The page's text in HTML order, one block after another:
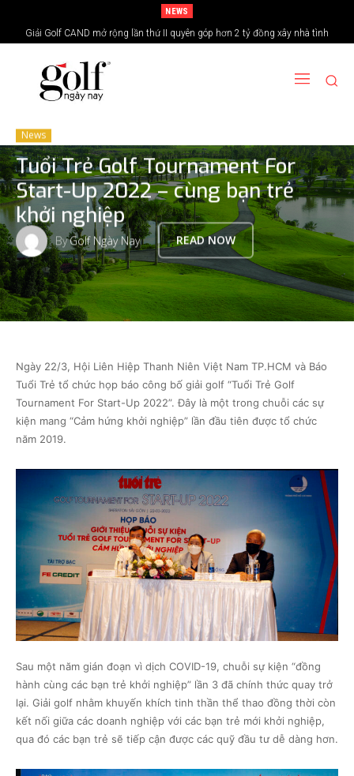
NEWS
Giải Golf CAND mở rộng lần thứ II quyên góp hơn 2 tỷ đồng xây nhà tình
nghĩa vùng biên giới
24H Group tổ chức giải golf kỷ niệm 15 năm thành lập
News
Tuổi Trẻ Golf Tournament For
Start-Up 2022 – cùng bạn trẻ
khởi nghiệp
ByGolf Ngày Nay READ NOW
Ngày 22/3, Hội Liên Hiệp Thanh Niên Việt Nam TP.HCM và Báo
Tuổi Trẻ tổ chức họp báo công bố giải golf “Tuổi Trẻ Golf
Tournament For Start-Up 2022”. Đây là một trong chuỗi các sự
kiện mang “Cảm hứng khởi nghiệp” lần đầu tiên được tổ chức
năm 2019.
Sau một năm gián đoạn vì dịch COVID-19, chuỗi sự kiện “đồng
hành cùng các bạn trẻ khởi nghiệp” lần 3 đã chính thức quay trở
lại. Giải golf nhằm khuyến khích tinh thần thể thao đồng thời còn
kết nối giữa các doanh nghiệp với các bạn trẻ mới khởi nghiệp,
qua đó các bạn trẻ sẽ tiếp cận được các quỹ đầu tư dễ dàng hơn.